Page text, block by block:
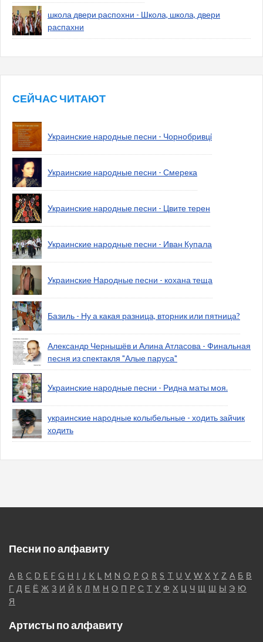
школа двери распохни - Школа, школа, двери
распахни
СЕЙЧАС ЧИТАЮТ
Украинские народные песни - Чорнобривцi
Украинские народные песни - Смерека
Украинские народные песни - Цвите терен
Украинские народные песни - Иван Купала
Украинские Народные песни - кохана теща
Базиль - Ну а какая разница, вторник или пятница?
Александр Чернышёв и Алина Атласова - Финальная
песня из спектакля "Алые паруса"
Украинские народные песни - Ридна маты моя.
украинские народные колыбельные - ходить зайчик
ходить
Песни по алфавиту
A B C D E F G H I J K L M N O P Q R S T U V W X Y Z А Б В
Г Д Е Ё Ж З И Й К Л М Н О П Р С Т У Ф Х Ц Ч Щ Ш Ы Э Ю
Я
Артисты по алфавиту